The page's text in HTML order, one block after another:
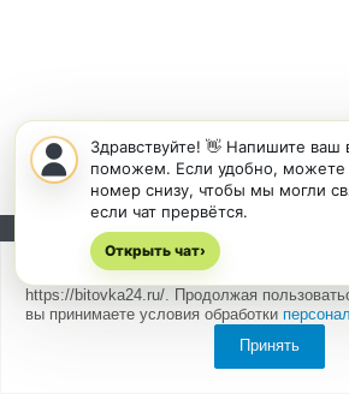
Подписывайтесь на новости
используем cookiesдля быстрой и
https://bitovka24.ru/. Продолжая
вы принимаете условия обработки
Принять
Здравствуйте! 👋 Напишите
поможем. Если удобно, можете
номер снизу, чтобы мы могли
если чат прервётся.
Открыть чат›